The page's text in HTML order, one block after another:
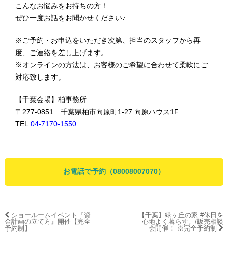
こんなお悩みをお持ちの方！
ぜひ一度お話をお聞かせください♪
※ご予約・お申込をいただき次第、担当のスタッフから再
度、ご連絡を差し上げます。
※オンラインの方法は、お客様のご希望に合わせて柔軟にご
対応致します。
【千葉会場】柏事務所
〒277-0851 千葉県柏市向原町1-27 向原ハウス1F
TEL04-7170-1550
お電話で予約（08008007070）
ショールームイベント『資
金計画の立て方』開催【完全
予約制】
【千葉】緑ヶ丘の家 #休日を
心地よく暮らす。/販売相談
会開催！ ※完全予約制